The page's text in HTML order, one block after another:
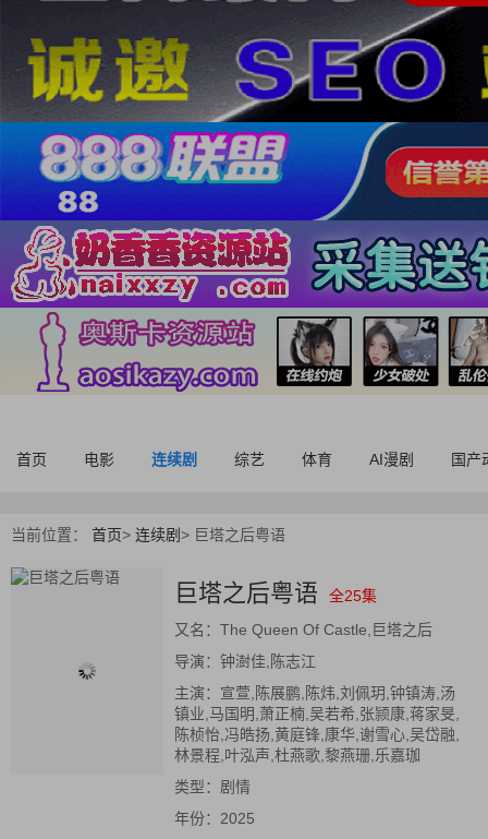
首页 电影 连续剧 综艺 体育 AI漫剧 国产
当前位置： 首页> 连续剧> 巨塔之后粤语
巨塔之后粤语
全25集
又名： The Queen Of Castle,巨塔之后
导演： 钟澍佳,陈志江
主演： 宣萱,陈展鹏,陈炜,刘佩玥,钟镇涛,汤
镇业,马国明,萧正楠,吴若希,张颕康,蒋家旻,
陈桢怡,冯皓扬,黄庭锋,康华,谢雪心,吴岱融,
林景程,叶泓声,杜燕歌,黎燕珊,乐嘉珈
类型： 剧情
年份： 2025